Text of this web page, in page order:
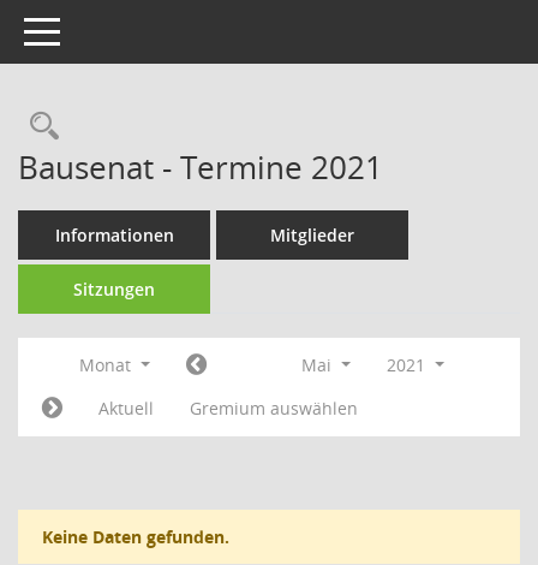
Toggle navigation
Rechercheauswahl
Bausenat - Termine 2021
Informationen Mitglieder
Sitzungen
Monat Mai
2021
Aktuell
Gremium auswählen
Keine Daten gefunden.